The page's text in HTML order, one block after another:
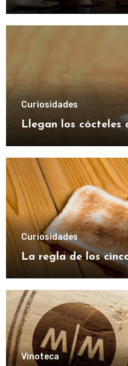
Curiosidades
Llegan los cócteles
Curiosidades
La regla de los
Vinoteca